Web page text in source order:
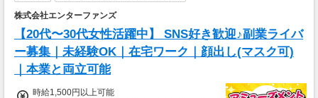
株式会社エンターファンズ
【20代〜30代女性活躍中】 SNS好き歓迎♪副業ライバ
ー募集｜未経験OK｜在宅ワーク｜顔出し(マスク可)
｜本業と両立可能
時給1,500円以上可能